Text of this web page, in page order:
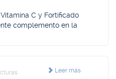
C y Fortificado
complemento en la
Leer más